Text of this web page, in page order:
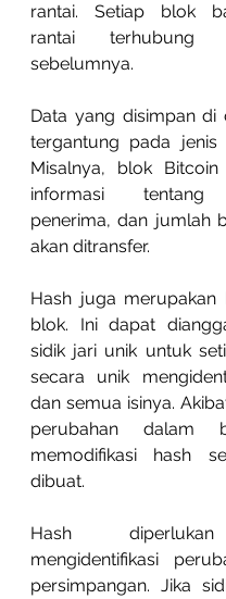
rantai. Setiap blok
rantai
sebelumnya.
Data yang disimpan di
tergantung pada jenis
Misalnya, blok
informasi tentang
penerima, dan jumlah
akan ditransfer.
Hash juga merupakan
blok. Ini dapat
sidik jari unik untuk
secara unik
dan semua isinya.
perubahan dalam
memodifikasi hash
dibuat.
Hash
mengidentifikasi
persimpangan. Jika